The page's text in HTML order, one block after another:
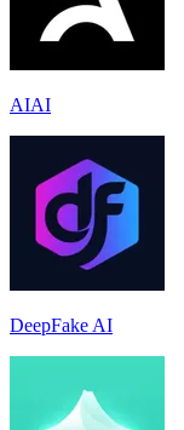
AIAI
DeepFake AI